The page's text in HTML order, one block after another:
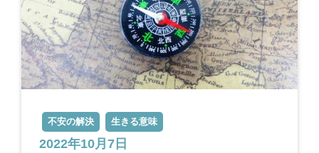
不安の解決 生きる意味
2022年10月7日